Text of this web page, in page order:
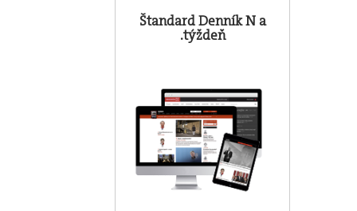
Štandard Denník N a
.týždeň